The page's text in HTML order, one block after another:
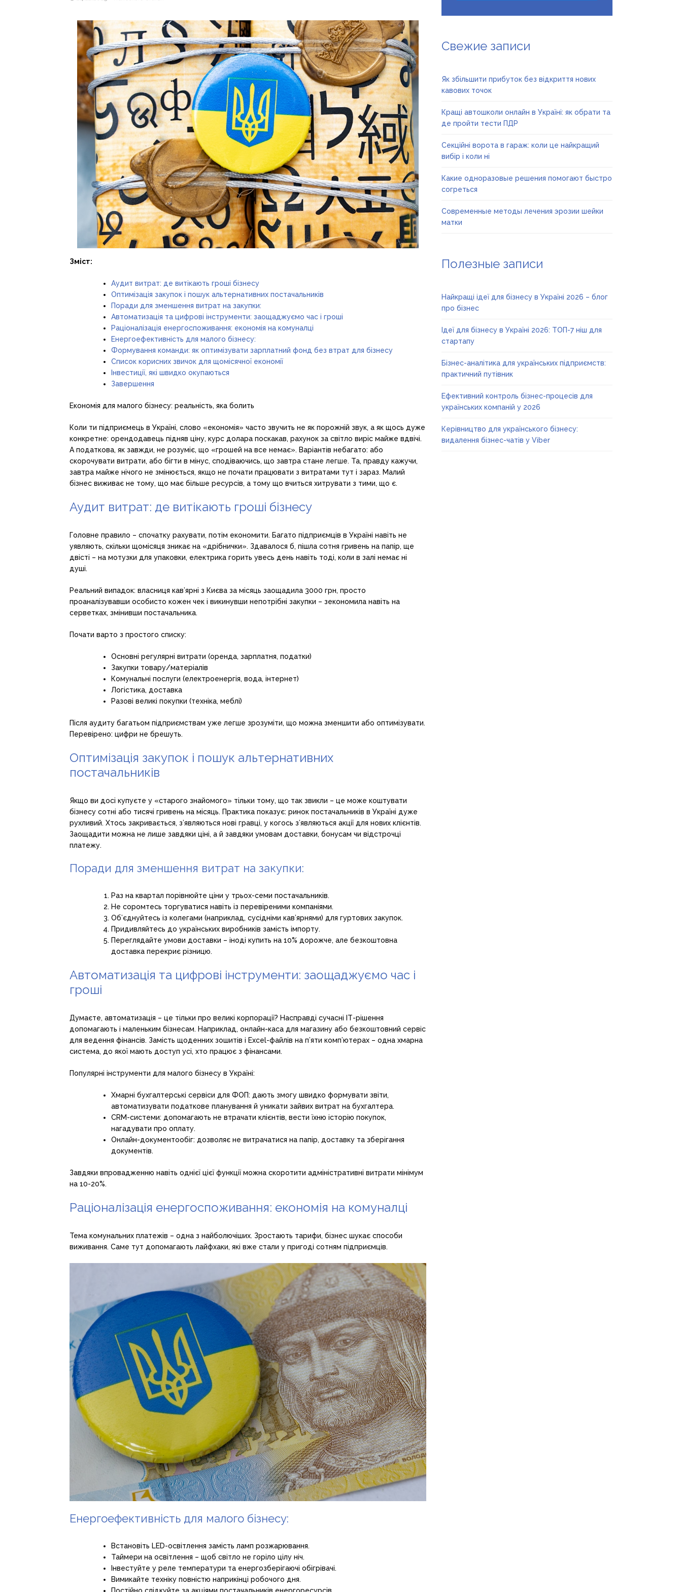
Зміст:
Аудит витрат: де витікають гроші бізнесу
Оптимізація закупок і пошук альтернативних постачальників
Поради для зменшення витрат на закупки:
Автоматизація та цифрові інструменти: заощаджуємо час і гроші
Раціоналізація енергоспоживання: економія на комуналці
Енергоефективність для малого бізнесу:
Формування команди: як оптимізувати зарплатний фонд без втрат для бізнесу
Список корисних звичок для щомісячної економії
Інвестиції, які швидко окупаються
Завершення
Економія для малого бізнесу: реальність, яка болить
Коли ти підприємець в Україні, слово «економія» часто звучить не як порожній звук, а як щось дуже
конкретне: орендодавець підняв ціну, курс долара поскакав, рахунок за світло виріс майже вдвічі.
А податкова, як завжди, не розуміє, що «грошей на все немає». Варіантів небагато: або
скорочувати витрати, або бігти в мінус, сподіваючись, що завтра стане легше. Та, правду кажучи,
завтра майже нічого не змінюється, якщо не почати працювати з витратами тут і зараз. Малий
бізнес виживає не тому, що має більше ресурсів, а тому що вчиться хитрувати з тими, що є.
Аудит витрат: де витікають гроші бізнесу
Головне правило – спочатку рахувати, потім економити. Багато підприємців в Україні навіть не
уявляють, скільки щомісяця зникає на «дрібнички». Здавалося б, пішла сотня гривень на папір, ще
двісті – на мотузки для упаковки, електрика горить увесь день навіть тоді, коли в залі немає ні
душі.
Реальний випадок: власниця кав’ярні з Києва за місяць заощадила 3000 грн, просто
проаналізувавши особисто кожен чек і викинувши непотрібні закупки – зекономила навіть на
серветках, змінивши постачальника.
Почати варто з простого списку:
Основні регулярні витрати (оренда, зарплатня, податки)
Закупки товару/матеріалів
Комунальні послуги (електроенергія, вода, інтернет)
Логістика, доставка
Разові великі покупки (техніка, меблі)
Після аудиту багатьом підприємствам уже легше зрозуміти, що можна зменшити або оптимізувати.
Перевірено: цифри не брешуть.
Оптимізація закупок і пошук альтернативних
постачальників
Якщо ви досі купуєте у «старого знайомого» тільки тому, що так звикли – це може коштувати
бізнесу сотні або тисячі гривень на місяць. Практика показує: ринок постачальників в Україні дуже
рухливий. Хтось закривається, з’являються нові гравці, у когось з’являються акції для нових клієнтів.
Заощадити можна не лише завдяки ціні, а й завдяки умовам доставки, бонусам чи відстрочці
платежу.
Поради для зменшення витрат на закупки:
Раз на квартал порівнюйте ціни у трьох-семи постачальників.
Не соромтесь торгуватися навіть із перевіреними компаніями.
Об’єднуйтесь із колегами (наприклад, сусідніми кав’ярнями) для гуртових закупок.
Придивляйтесь до українських виробників замість імпорту.
Переглядайте умови доставки – іноді купить на 10% дорожче, але безкоштовна
доставка перекриє різницю.
Автоматизація та цифрові інструменти: заощаджуємо час і
гроші
Думаєте, автоматизація – це тільки про великі корпорації? Насправді сучасні ІТ-рішення
допомагають і маленьким бізнесам. Наприклад, онлайн-каса для магазину або безкоштовний сервіс
для ведення фінансів. Замість щоденних зошитів і Excel-файлів на п’яти комп’ютерах – одна хмарна
система, до якої мають доступ усі, хто працює з фінансами.
Популярні інструменти для малого бізнесу в Україні:
Хмарні бухгалтерські сервіси для ФОП: дають змогу швидко формувати звіти,
автоматизувати податкове планування й уникати зайвих витрат на бухгалтера.
CRM-системи: допомагають не втрачати клієнтів, вести їхню історію покупок,
нагадувати про оплату.
Онлайн-документообіг: дозволяє не витрачатися на папір, доставку та зберігання
документів.
Завдяки впровадженню навіть однієї цієї функції можна скоротити адміністративні витрати мінімум
на 10-20%.
Раціоналізація енергоспоживання: економія на комуналці
Тема комунальних платежів – одна з найболючіших. Зростають тарифи, бізнес шукає способи
виживання. Саме тут допомагають лайфхаки, які вже стали у пригоді сотням підприємців.
Енергоефективність для малого бізнесу:
Встановіть LED-освітлення замість ламп розжарювання.
Таймери на освітлення – щоб світло не горіло цілу ніч.
Інвестуйте у реле температури та енергозберігаючі обігрівачі.
Вимикайте техніку повністю наприкінці робочого дня.
Постійно слідкуйте за акціями постачальників енергоресурсів.
Свежие записи
Як збільшити прибуток без відкриття нових
кавових точок
Кращі автошколи онлайн в Україні: як обрати та
де пройти тести ПДР
Секційні ворота в гараж: коли це найкращий
вибір і коли ні
Какие одноразовые решения помогают быстро
согреться
Современные методы лечения эрозии шейки
матки
Полезные записи
Найкращі ідеї для бізнесу в Україні 2026 – блог
про бізнес
Ідеї для бізнесу в Україні 2026: ТОП-7 ніш для
стартапу
Бізнес-аналітика для українських підприємств:
практичний путівник
Ефективний контроль бізнес-процесів для
українських компаній у 2026
Керівництво для українського бізнесу:
видалення бізнес-чатів у Viber